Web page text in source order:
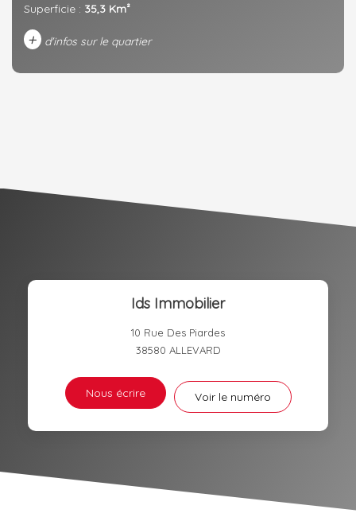
Superficie : 35,3 Km²
+ d'infos sur le quartier
PART DES MÉNAGES SANS
ECOLES ET CRÈCHES
Ids Immobilier
10 Rue Des Piardes
38580 ALLEVARD
Nous écrire Voir le numéro